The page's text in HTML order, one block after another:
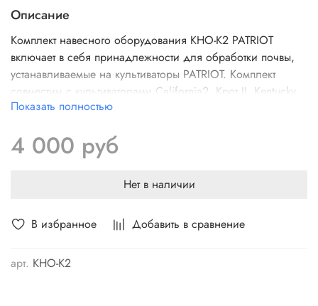
В избранное Добавить в сравнение
арт. КНО-К2
Описание
Комплект навесного оборудования КНО-К2 PATRIOT
включает в себя принадлежности для обработки почвы,
устанавливаемые на культиваторы PATRIOT. Комплект
совместим с культиваторами California2, Крот II, Kentucky.
Принадлежности значительно расширяют
производить вспашку, окучивание почвы. Предназначен
для установки на оси 25 мм.
Показать полностью
4 000 руб
Нет в наличии